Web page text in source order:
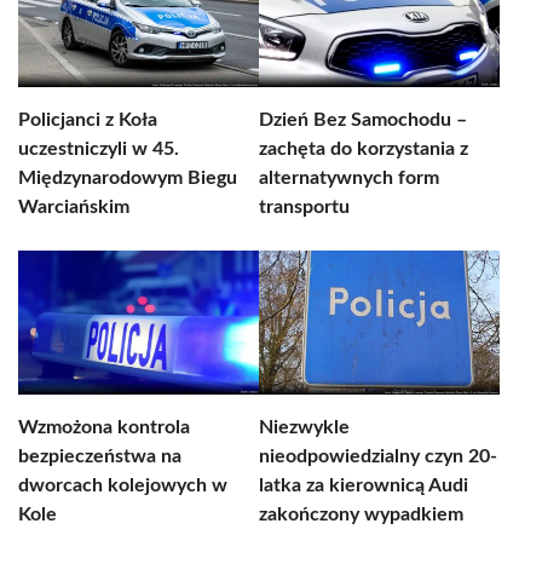
Policjanci z Koła
uczestniczyli w 45.
Międzynarodowym Biegu
Warciańskim
Dzień Bez Samochodu –
zachęta do korzystania z
alternatywnych form
transportu
Wzmożona kontrola
bezpieczeństwa na
dworcach kolejowych w
Kole
Niezwykle
nieodpowiedzialny czyn 20-
latka za kierownicą Audi
zakończony wypadkiem